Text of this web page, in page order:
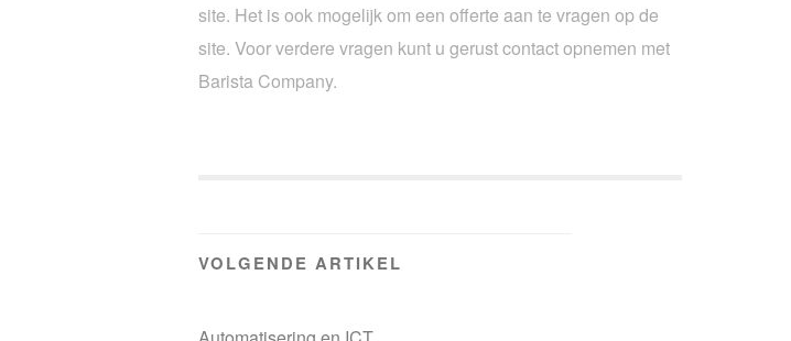
site. Het is ook mogelijk om een offerte aan te vragen op de
site. Voor verdere vragen kunt u gerust contact opnemen met
Barista Company.
VOLGENDE ARTIKEL